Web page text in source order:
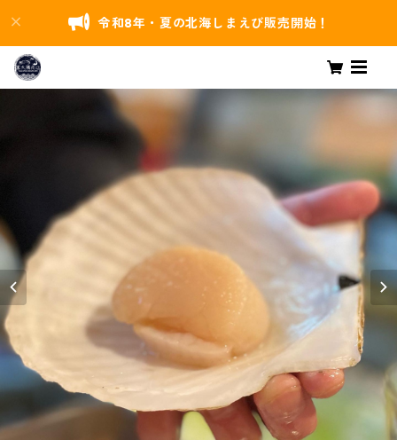
令和8年・夏の北海しまえび販売開始！